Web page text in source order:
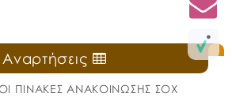
Αναρτήσεις
ΠΙΝΑΚΕΣ ΑΝΑΚΟΙΝΩΣΗΣ ΣΟΧ